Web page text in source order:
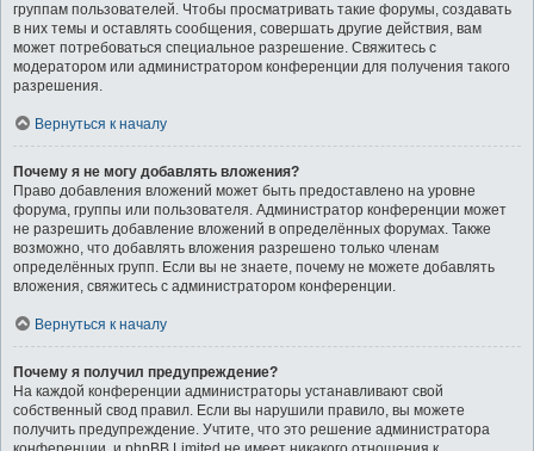
группам пользователей. Чтобы просматривать такие форумы, создавать
в них темы и оставлять сообщения, совершать другие действия, вам
может потребоваться специальное разрешение. Свяжитесь с
модератором или администратором конференции для получения такого
разрешения.
Вернуться к началу
Почему я не могу добавлять вложения?
Право добавления вложений может быть предоставлено на уровне
форума, группы или пользователя. Администратор конференции может
не разрешить добавление вложений в определённых форумах. Также
возможно, что добавлять вложения разрешено только членам
определённых групп. Если вы не знаете, почему не можете добавлять
вложения, свяжитесь с администратором конференции.
Вернуться к началу
Почему я получил предупреждение?
На каждой конференции администраторы устанавливают свой
собственный свод правил. Если вы нарушили правило, вы можете
получить предупреждение. Учтите, что это решение администратора